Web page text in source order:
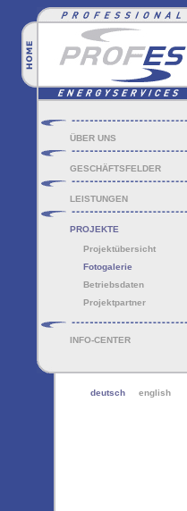
ÜBER UNS
GESCHÄFTSFELDER
LEISTUNGEN
PROJEKTE
Projektübersicht
Fotogalerie
Betriebsdaten
Projektpartner
INFO-CENTER
deutsch english